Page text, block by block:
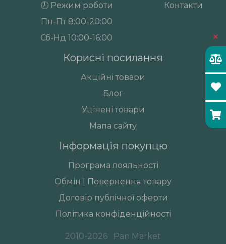
×
🕗 Режим роботи
Пн-Пт 8:00-20:00
Сб-Нд 10:00-16:00
Контакти
Корисні посилання
Акційні товари
Блог
Уцінені товари
Мапа сайту
Інформація покупцю
Програма лояльності
Обмін | Повернення товару
Договір публічної оферти
Політика конфіденційності
2010-2026 Pan Market